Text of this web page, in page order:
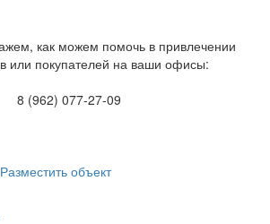
как можем помочь в привлечении
или покупателей на ваши офисы:
8 (962) 077-27-09
объект